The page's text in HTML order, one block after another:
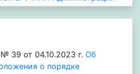
39 от 04.10.2023 г. Об
о порядке